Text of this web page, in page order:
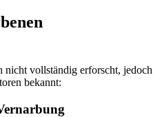
nicht vollständig erforscht, jedoch
bekannt: